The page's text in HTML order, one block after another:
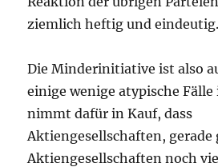
ziemlich heftig und eindeutig.
Die Minderinitiative ist also
einige wenige atypische
nimmt dafür in Kauf, dass
Aktiengesellschaften, gerade
Aktiengesellschaften noch